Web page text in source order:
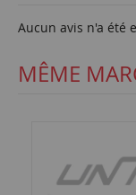
Aucun avis n'a été
MÊME